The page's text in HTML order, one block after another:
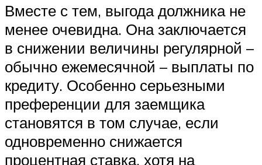
Вместе с тем, выгода должника не
менее очевидна. Она заключается
в снижении величины регулярной –
обычно ежемесячной – выплаты по
кредиту. Особенно серьезными
преференции для заемщика
становятся в том случае, если
одновременно снижается
процентная ставка, хотя на